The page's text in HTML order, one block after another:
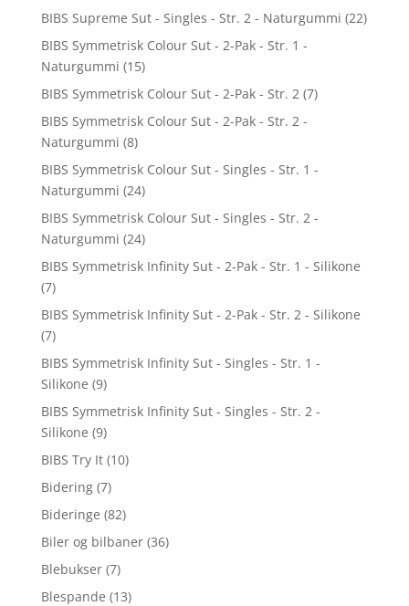
BIBS Supreme Sut - Singles - Str. 2 - Naturgummi (22)
BIBS Symmetrisk Colour Sut - 2-Pak - Str. 1 -
Naturgummi (15)
BIBS Symmetrisk Colour Sut - 2-Pak - Str. 2 (7)
BIBS Symmetrisk Colour Sut - 2-Pak - Str. 2 -
Naturgummi (8)
BIBS Symmetrisk Colour Sut - Singles - Str. 1 -
Naturgummi (24)
BIBS Symmetrisk Colour Sut - Singles - Str. 2 -
Naturgummi (24)
BIBS Symmetrisk Infinity Sut - 2-Pak - Str. 1 - Silikone
(7)
BIBS Symmetrisk Infinity Sut - 2-Pak - Str. 2 - Silikone
(7)
BIBS Symmetrisk Infinity Sut - Singles - Str. 1 -
Silikone (9)
BIBS Symmetrisk Infinity Sut - Singles - Str. 2 -
Silikone (9)
BIBS Try It (10)
Bidering (7)
Bideringe (82)
Biler og bilbaner (36)
Blebukser (7)
Blespande (13)